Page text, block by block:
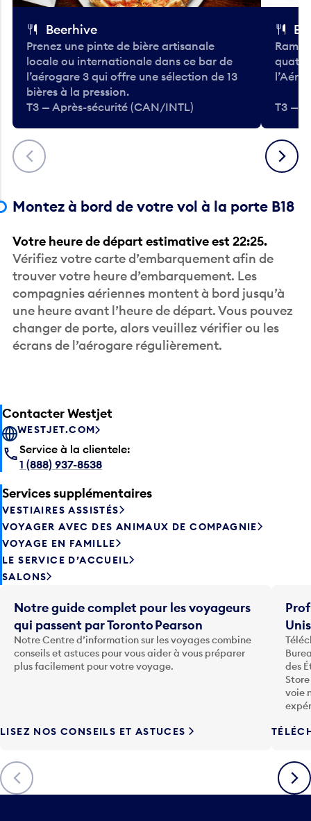
Précédent
Beerhive
Prenez une pinte de bière artisanale
locale ou internationale dans ce bar de
l’aérogare 3 qui offre une sélection de 13
bières à la pression.
T3 — Après-sécurité (CAN/INTL)
T3 —
Suivant
Montez à bord de votre vol à la porte B18
Votre heure de départ estimative est 22:25.
Vérifiez votre carte d’embarquement afin de
trouver votre heure d’embarquement. Les
compagnies aériennes montent à bord jusqu’à
une heure avant l’heure de départ. Vous pouvez
changer de porte, alors veuillez vérifier ou les
écrans de l’aérogare régulièrement.
Contacter Westjet
WESTJET.COM
Service à la clientele:
1 (888) 937-8538
Services supplémentaires
VESTIAIRES ASSISTÉS
VOYAGER AVEC DES ANIMAUX DE COMPAGNIE
VOYAGE EN FAMILLE
LE SERVICE D’ACCUEIL
SALONS
Précédent
Notre guide complet pour les voyageurs
qui passent par Toronto Pearson
Notre Centre d’information sur les voyages combine
conseils et astuces pour vous aider à vous préparer
plus facilement pour votre voyage.
LISEZ NOS CONSEILS ET ASTUCES
des
voie